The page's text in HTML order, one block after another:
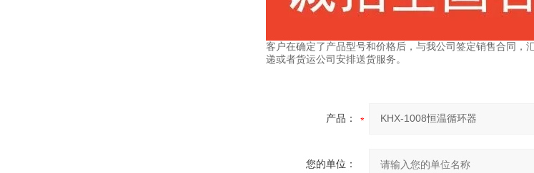
客户在确定了产品型号和价格后，与我公司签定销售合同
递或者货运公司安排送货服务。
产品：
您的单位：